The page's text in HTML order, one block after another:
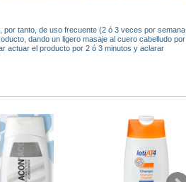
tanto, de uso frecuente (2 ó 3 veces por semana,
dando un ligero masaje al cuero cabelludo por
actuar el producto por 2 ó 3 minutos y aclarar